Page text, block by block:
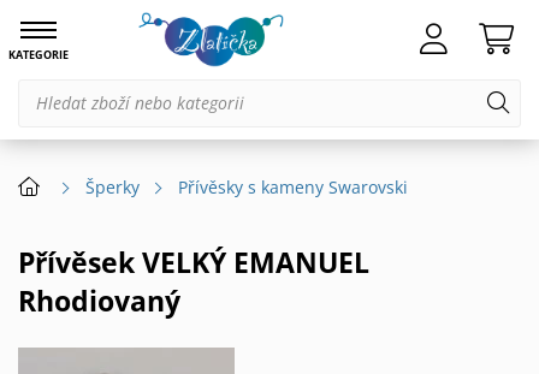
KATEGORIE
Šperky Přívěsky s kameny Swarovski
Přívěsek VELKÝ EMANUEL
Rhodiovaný